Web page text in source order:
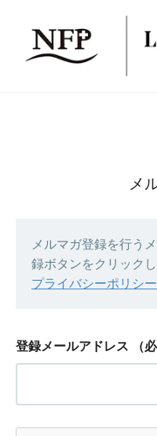
メ
メルマガ登録を行う
録ボタンをクリックし
プライバシーポリシー
登録メールアドレス （